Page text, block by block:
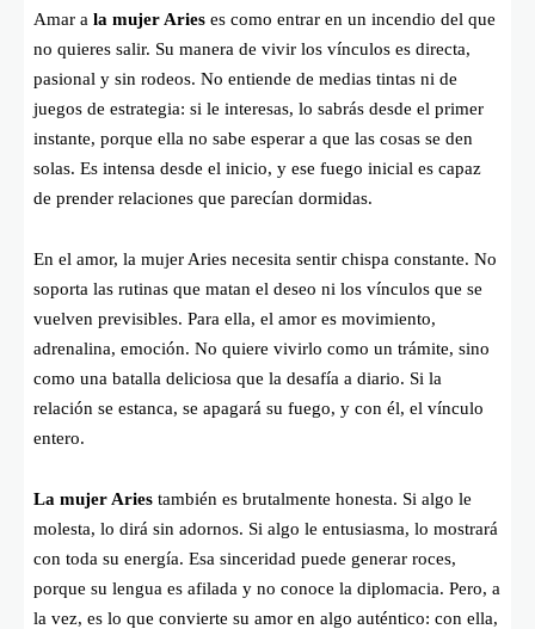
Amar a la mujer Aries es como entrar en un incendio del que
no quieres salir. Su manera de vivir los vínculos es directa,
pasional y sin rodeos. No entiende de medias tintas ni de
juegos de estrategia: si le interesas, lo sabrás desde el primer
instante, porque ella no sabe esperar a que las cosas se den
solas. Es intensa desde el inicio, y ese fuego inicial es capaz
de prender relaciones que parecían dormidas.
En el amor, la mujer Aries necesita sentir chispa constante. No
soporta las rutinas que matan el deseo ni los vínculos que se
vuelven previsibles. Para ella, el amor es movimiento,
adrenalina, emoción. No quiere vivirlo como un trámite, sino
como una batalla deliciosa que la desafía a diario. Si la
relación se estanca, se apagará su fuego, y con él, el vínculo
entero.
La mujer Aries también es brutalmente honesta. Si algo le
molesta, lo dirá sin adornos. Si algo le entusiasma, lo mostrará
con toda su energía. Esa sinceridad puede generar roces,
porque su lengua es afilada y no conoce la diplomacia. Pero, a
la vez, es lo que convierte su amor en algo auténtico: con ella,